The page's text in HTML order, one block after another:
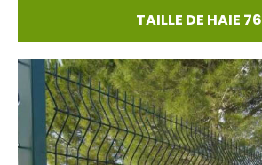
TAILLE DE HAIE 76